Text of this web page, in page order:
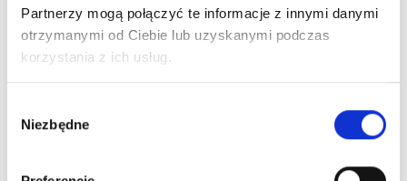
Partnerzy mogą połączyć te informacje z innymi danymi
otrzymanymi od Ciebie lub uzyskanymi podczas
korzystania z ich usług.
zgody
Niezbędne